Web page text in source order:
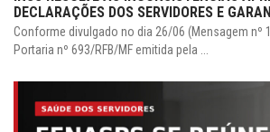
DECLARAÇÕES DOS SERVIDORES E
Conforme divulgado no dia 26/06 (Mensagem nº
Portaria nº 693/RFB/MF emitida pela ...